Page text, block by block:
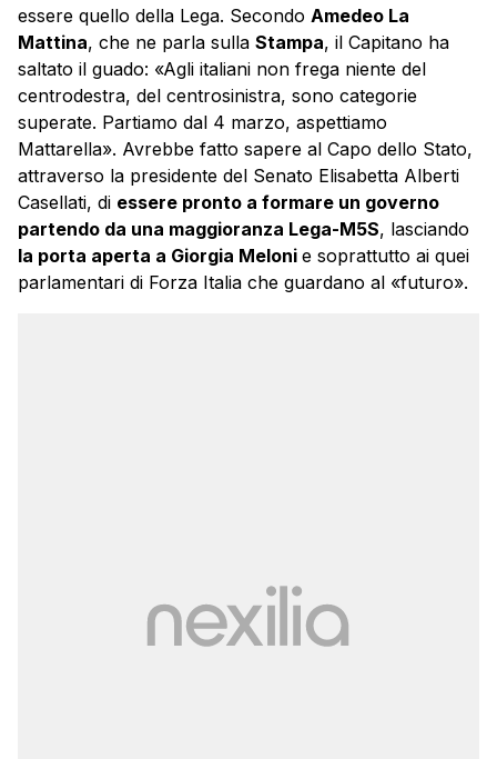
essere quello della Lega. Secondo Amedeo La
Mattina, che ne parla sulla Stampa, il Capitano ha
saltato il guado: «Agli italiani non frega niente del
centrodestra, del centrosinistra, sono categorie
superate. Partiamo dal 4 marzo, aspettiamo
Mattarella». Avrebbe fatto sapere al Capo dello Stato,
attraverso la presidente del Senato Elisabetta Alberti
Casellati, di essere pronto a formare un governo
partendo da una maggioranza Lega-M5S, lasciando
la porta aperta a Giorgia Meloni e soprattutto ai quei
parlamentari di Forza Italia che guardano al «futuro».